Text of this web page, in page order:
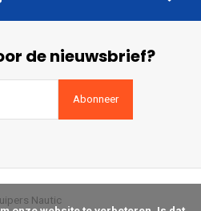
de nieuwsbrief?
Abonneer
Nautic